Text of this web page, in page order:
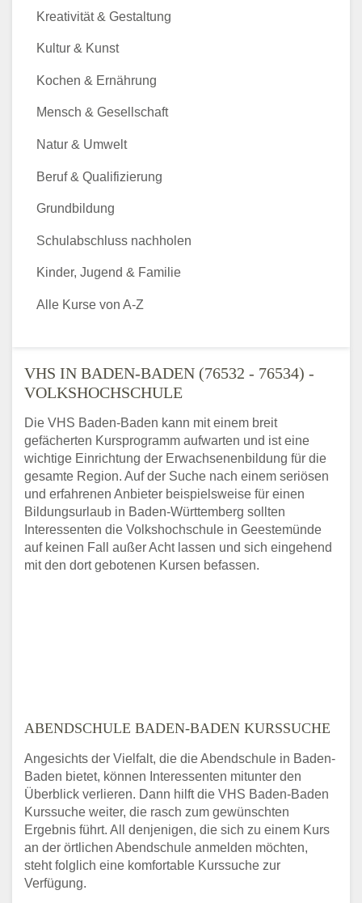
VHS IN BADEN-BADEN (76532 - 76534) -
VOLKSHOCHSCHULE
Die VHS Baden-Baden kann mit einem breit
gefächerten Kursprogramm aufwarten und ist eine
wichtige Einrichtung der Erwachsenenbildung für die
gesamte Region. Auf der Suche nach einem seriösen
und erfahrenen Anbieter beispielsweise für einen
Bildungsurlaub in Baden-Württemberg sollten
Interessenten die Volkshochschule in Geestemünde
auf keinen Fall außer Acht lassen und sich eingehend
mit den dort gebotenen Kursen befassen.
ABENDSCHULE BADEN-BADEN KURSSUCHE
Angesichts der Vielfalt, die die Abendschule in Baden-
Baden bietet, können Interessenten mitunter den
Überblick verlieren. Dann hilft die VHS Baden-Baden
Kurssuche weiter, die rasch zum gewünschten
Ergebnis führt. All denjenigen, die sich zu einem Kurs
an der örtlichen Abendschule anmelden möchten,
steht folglich eine komfortable Kurssuche zur
Verfügung.
Kreativität & Gestaltung
Kultur & Kunst
Kochen & Ernährung
Mensch & Gesellschaft
Natur & Umwelt
Beruf & Qualifizierung
Grundbildung
Schulabschluss nachholen
Kinder, Jugend & Familie
Alle Kurse von A-Z